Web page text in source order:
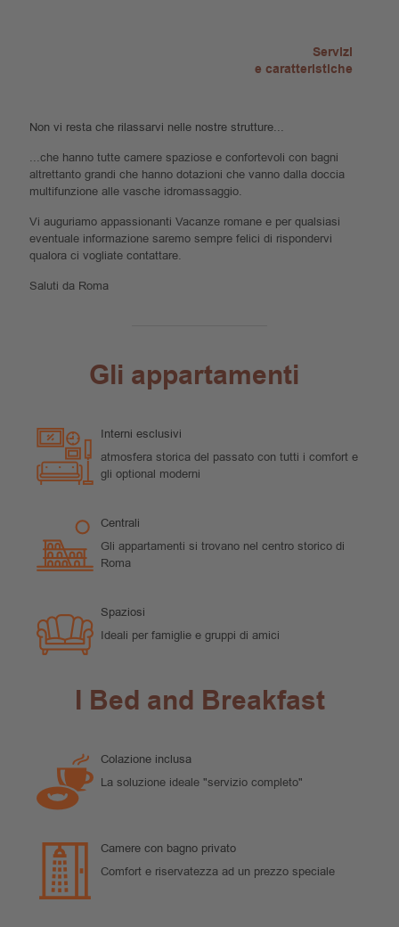
Servizi
e caratteristiche
Non vi resta che rilassarvi nelle nostre strutture...
...che hanno tutte camere spaziose e confortevoli con bagni
altrettanto grandi che hanno dotazioni che vanno dalla doccia
multifunzione alle vasche idromassaggio.
Vi auguriamo appassionanti Vacanze romane e per qualsiasi
eventuale informazione saremo sempre felici di rispondervi
qualora ci vogliate contattare.
Saluti da Roma
Gli appartamenti
Interni esclusivi
atmosfera storica del passato con tutti i comfort e
gli optional moderni
Centrali
Gli appartamenti si trovano nel centro storico di
Roma
Spaziosi
Ideali per famiglie e gruppi di amici
I Bed and Breakfast
Colazione inclusa
La soluzione ideale "servizio completo"
Camere con bagno privato
Comfort e riservatezza ad un prezzo speciale